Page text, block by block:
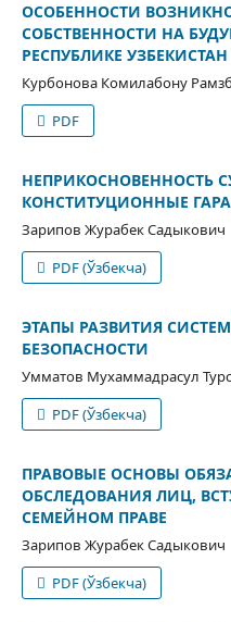
ОСОБЕННОСТИ
СОБСТВЕННОСТИ НА
РЕСПУБЛИКЕ УЗБЕКИСТАН
Курбонова Комилабону
PDF
НЕПРИКОСНОВЕННОСТЬ
КОНСТИТУЦИОННЫЕ
Зарипов Журабек Садыкович
PDF (Ўзбекча)
ЭТАПЫ РАЗВИТИЯ
БЕЗОПАСНОСТИ
Умматов Мухаммадрасул
PDF (Ўзбекча)
ПРАВОВЫЕ ОСНОВЫ
ОБСЛЕДОВАНИЯ ЛИЦ,
СЕМЕЙНОМ ПРАВЕ
Зарипов Журабек Садыкович
PDF (Ўзбекча)